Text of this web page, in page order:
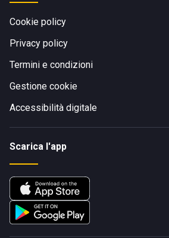
Cookie policy
Privacy policy
Termini e condizioni
Gestione cookie
Accessibilità digitale
Scarica l'app